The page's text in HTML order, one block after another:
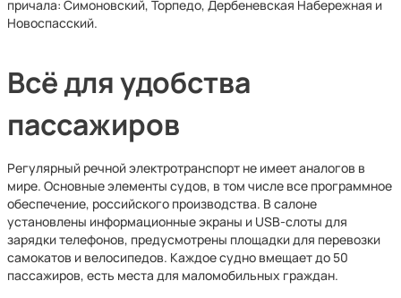
причала: Симоновский, Торпедо, Дербеневская Набережная и
Новоспасский.
Всё для удобства
пассажиров
Регулярный речной электротранспорт не имеет аналогов в
мире. Основные элементы судов, в том числе все программное
обеспечение, российского производства. В салоне
установлены информационные экраны и USB-слоты для
зарядки телефонов, предусмотрены площадки для перевозки
самокатов и велосипедов. Каждое судно вмещает до 50
пассажиров, есть места для маломобильных граждан.